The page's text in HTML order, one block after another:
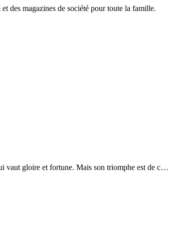
des magazines de société pour toute la famille.
vaut gloire et fortune. Mais son triomphe est de c…